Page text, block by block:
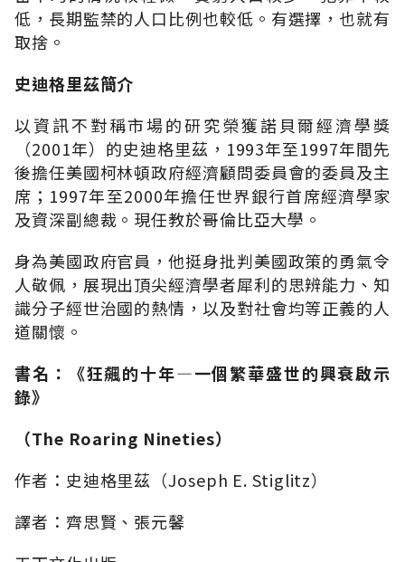
低，長期監禁的人口比例也較低。有選擇，也就有
取捨。
史迪格里茲簡介
以資訊不對稱市場的研究榮獲諾貝爾經濟學獎
（2001年）的史迪格里茲，1993年至1997年間先
後擔任美國柯林頓政府經濟顧問委員會的委員及主
席；1997年至2000年擔任世界銀行首席經濟學家
及資深副總裁。現任教於哥倫比亞大學。
身為美國政府官員，他挺身批判美國政策的勇氣令
人敬佩，展現出頂尖經濟學者犀利的思辨能力、知
識分子經世治國的熱情，以及對社會均等正義的人
道關懷。
書名：《狂飆的十年—一個繁華盛世的興衰啟示
錄》
（The Roaring Nineties）
作者：史迪格里茲（Joseph E. Stiglitz）
譯者：齊思賢、張元馨